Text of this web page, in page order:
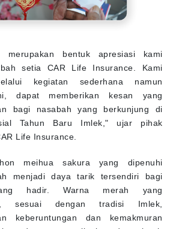
merupakan bentuk apresiasi kami
setia CAR Life Insurance. Kami
kegiatan sederhana namun
dapat memberikan kesan yang
bagi nasabah yang berkunjung di
Tahun Baru Imlek," ujar pihak
Life Insurance.
meihua sakura yang dipenuhi
menjadi daya tarik tersendiri bagi
hadir. Warna merah yang
sesuai dengan tradisi Imlek,
keberuntungan dan kemakmuran